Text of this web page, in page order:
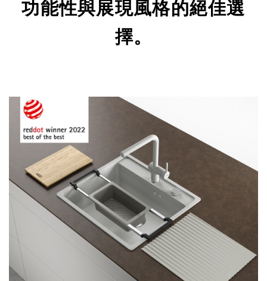
功能性與展現風格的絕佳選
擇。